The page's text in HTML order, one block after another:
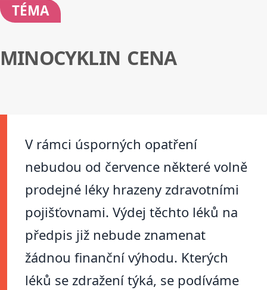
TÉMA
MINOCYKLIN CENA
V rámci úsporných opatření
nebudou od července některé volně
prodejné léky hrazeny zdravotními
pojišťovnami. Výdej těchto léků na
předpis již nebude znamenat
žádnou finanční výhodu. Kterých
léků se zdražení týká, se podíváme